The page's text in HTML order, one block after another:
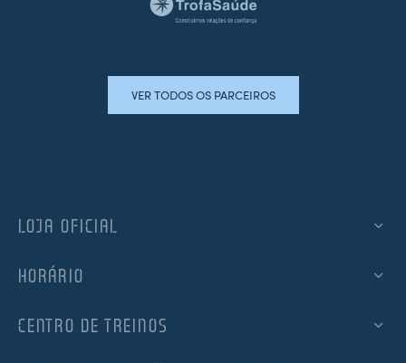
VER TODOS OS PARCEIROS
LOJA OFICIAL
HORÁRIO
CENTRO DE TREINOS